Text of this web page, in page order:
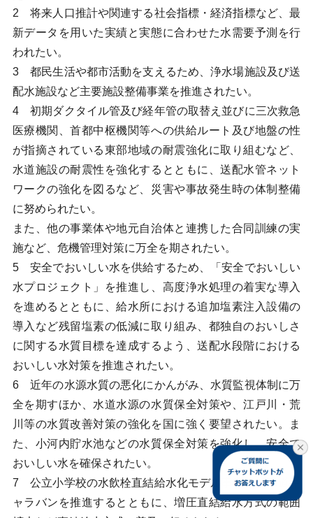
2 将来人口推計や関連する社会指標・経済指標など、最
新データを用いた実績と実態に合わせた水需要予測を行
われたい。
3 都民生活や都市活動を支えるため、浄水場施設及び送
配水施設など主要施設整備事業を推進されたい。
4 初期ダクタイル管及び経年管の取替え並びに三次救急
医療機関、首都中枢機関等への供給ルート及び地盤の性
が指摘されている東部地域の耐震強化に取り組むなど、
水道施設の耐震性を強化するとともに、送配水管ネット
ワークの強化を図るなど、災害や事故発生時の体制整備
に努められたい。
また、他の事業体や地元自治体と連携した合同訓練の実
施など、危機管理対策に万全を期されたい。
5 安全でおいしい水を供給するため、「安全でおいしい
水プロジェクト」を推進し、高度浄水処理の着実な導入
を進めるとともに、給水所における追加塩素注入設備の
導入など残留塩素の低減に取り組み、都独自のおいしさ
に関する水質目標を達成するよう、送配水段階における
おいしい水対策を推進されたい。
6 近年の水源水質の悪化にかんがみ、水質監視体制に万
全を期すほか、水道水源の水質保全対策や、江戸川・荒
川等の水質改善対策の強化を国に強く要望されたい。ま
た、小河内貯水池などの水質保全対策を強化し、安全で
おいしい水を確保されたい。
7 公立小学校の水飲栓直結給水化モデル事業及び水道キ
ャラバンを推進するとともに、増圧直結給水方式の範囲